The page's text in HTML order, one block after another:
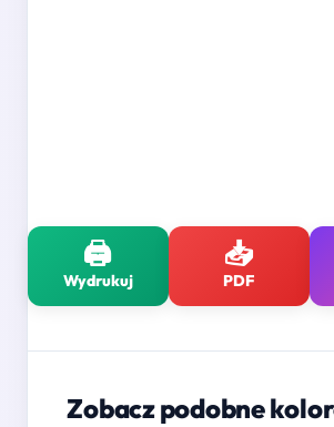
🖨️
Wydrukuj
📥
PDF
Zobacz podobne